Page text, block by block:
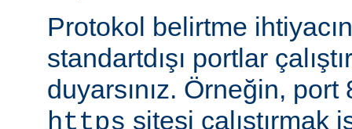
Protokol belirtme
standartdışı portlar
duyarsınız. Örneğin,
https sitesi çalıştırmak